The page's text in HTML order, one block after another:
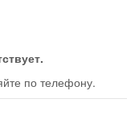
по телефону.